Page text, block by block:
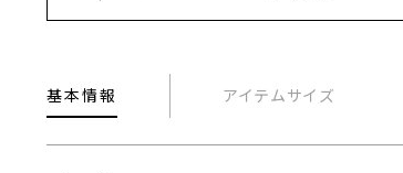
基本情報 アイテムサイズ